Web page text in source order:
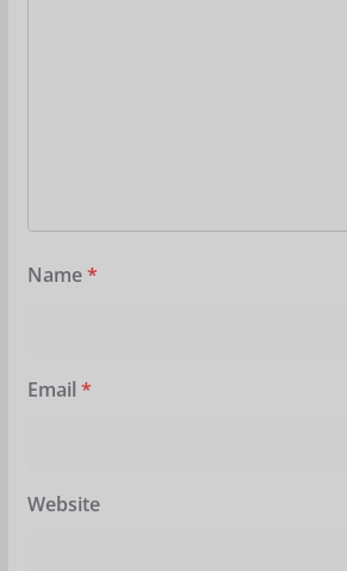
Name*
Email *
Website